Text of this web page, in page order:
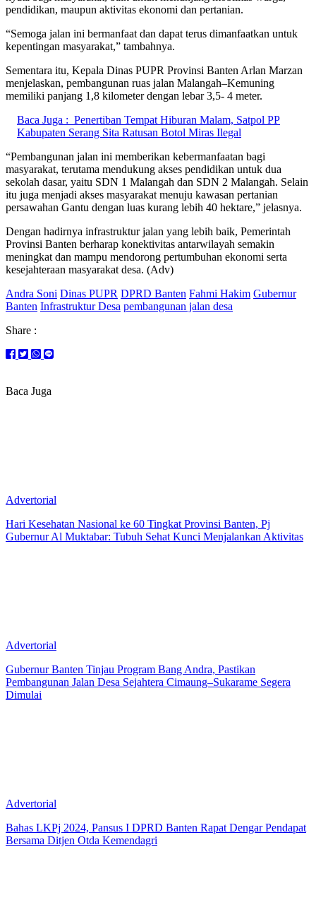
pendidikan, maupun aktivitas ekonomi dan pertanian.
“Semoga jalan ini bermanfaat dan dapat terus dimanfaatkan untuk
kepentingan masyarakat,” tambahnya.
Sementara itu, Kepala Dinas PUPR Provinsi Banten Arlan Marzan
menjelaskan, pembangunan ruas jalan Malangah–Kemuning
memiliki panjang 1,8 kilometer dengan lebar 3,5- 4 meter.
Baca Juga : Penertiban Tempat Hiburan Malam, Satpol PP
Kabupaten Serang Sita Ratusan Botol Miras Ilegal
“Pembangunan jalan ini memberikan kebermanfaatan bagi
masyarakat, terutama mendukung akses pendidikan untuk dua
sekolah dasar, yaitu SDN 1 Malangah dan SDN 2 Malangah. Selain
itu juga menjadi akses masyarakat menuju kawasan pertanian
persawahan Gantu dengan luas kurang lebih 40 hektare,” jelasnya.
Dengan hadirnya infrastruktur jalan yang lebih baik, Pemerintah
Provinsi Banten berharap konektivitas antarwilayah semakin
meningkat dan mampu mendorong pertumbuhan ekonomi serta
kesejahteraan masyarakat desa. (Adv)
Andra Soni Dinas PUPR DPRD Banten Fahmi Hakim Gubernur
Banten Infrastruktur Desa pembangunan jalan desa
Share :
Baca Juga
Advertorial
Hari Kesehatan Nasional ke 60 Tingkat Provinsi Banten, Pj
Gubernur Al Muktabar: Tubuh Sehat Kunci Menjalankan Aktivitas
Advertorial
Gubernur Banten Tinjau Program Bang Andra, Pastikan
Pembangunan Jalan Desa Sejahtera Cimaung–Sukarame Segera
Dimulai
Advertorial
Bahas LKPj 2024, Pansus I DPRD Banten Rapat Dengar Pendapat
Bersama Ditjen Otda Kemendagri